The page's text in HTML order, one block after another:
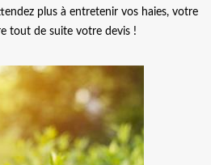
plus à entretenir vos haies, votre
tout de suite votre devis !